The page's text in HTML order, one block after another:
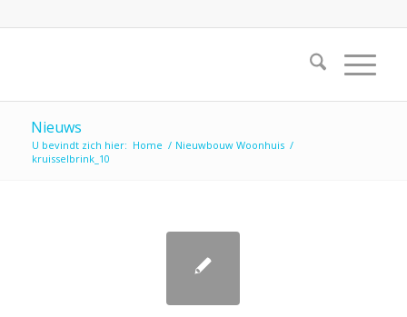
Nieuws
U bevindt zich hier: Home / Nieuwbouw Woonhuis /
kruisselbrink_10